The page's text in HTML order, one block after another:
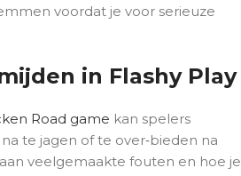
voordat je voor serieuze
in Flashy Play
Road game kan spelers
te jagen of te over‑bieden na
veelgemaakte fouten en hoe je